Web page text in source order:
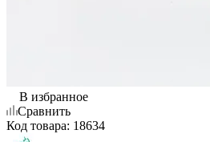
В избранное
Сравнить
Код товара: 18634